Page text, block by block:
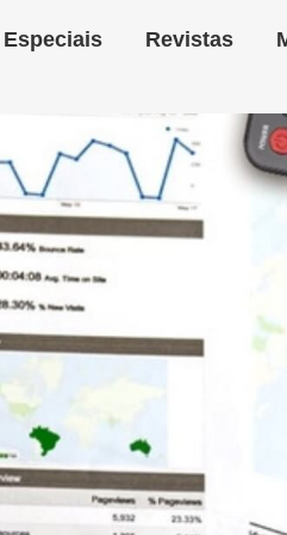
Especiais Revistas